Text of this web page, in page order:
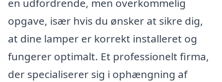
en udfordrende, men overkommelig
opgave, især hvis du ønsker at sikre dig,
at dine lamper er korrekt installeret og
fungerer optimalt. Et professionelt firma,
der specialiserer sig i ophængning af